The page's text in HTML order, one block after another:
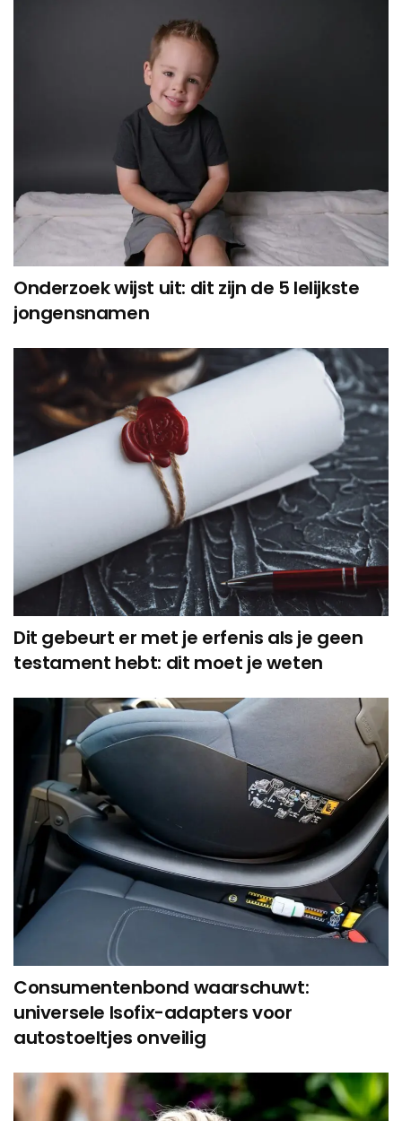
Onderzoek wijst uit: dit zijn de 5 lelijkste
jongensnamen
Dit gebeurt er met je erfenis als je geen
testament hebt: dit moet je weten
Consumentenbond waarschuwt:
universele Isofix-adapters voor
autostoeltjes onveilig